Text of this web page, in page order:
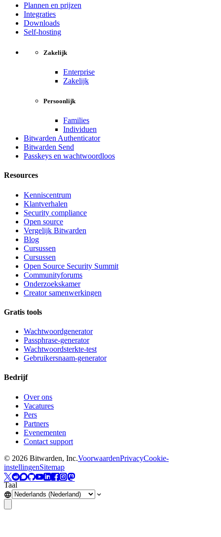
Plannen en prijzen
Integraties
Downloads
Self-hosting
Zakelijk
Enterprise
Zakelijk
Persoonlijk
Families
Individuen
Bitwarden Authenticator
Bitwarden Send
Passkeys en wachtwoordloos
Resources
Kenniscentrum
Klantverhalen
Security compliance
Open source
Vergelijk Bitwarden
Blog
Cursussen
Cursussen
Open Source Security Summit
Communityforums
Onderzoekskamer
Creator samenwerkingen
Gratis tools
Wachtwoordgenerator
Passphrase-generator
Wachtwoordsterkte-test
Gebruikersnaam-generator
Bedrijf
Over ons
Vacatures
Pers
Partners
Evenementen
Contact support
© 2026 Bitwarden, Inc.VoorwaardenPrivacyCookie-
instellingenSitemap
Taal